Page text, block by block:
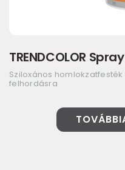
TRENDCOLOR Spray
Sziloxános
felhordásra